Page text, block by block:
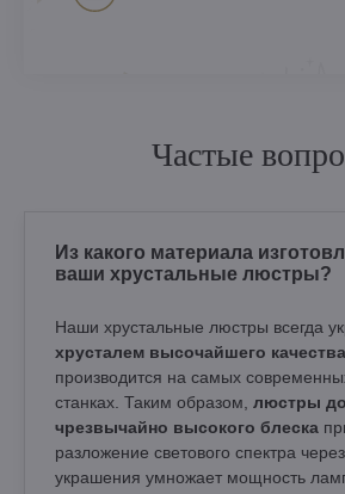
Частые
Из какого материала
ваши хрустальные люстры?
Наши хрустальные люстры всегда
хрусталем высочайшего качества
производится на самых
станках. Таким образом, люстры
чрезвычайно высокого блеска
разложение светового спектра
украшения умножает мощность